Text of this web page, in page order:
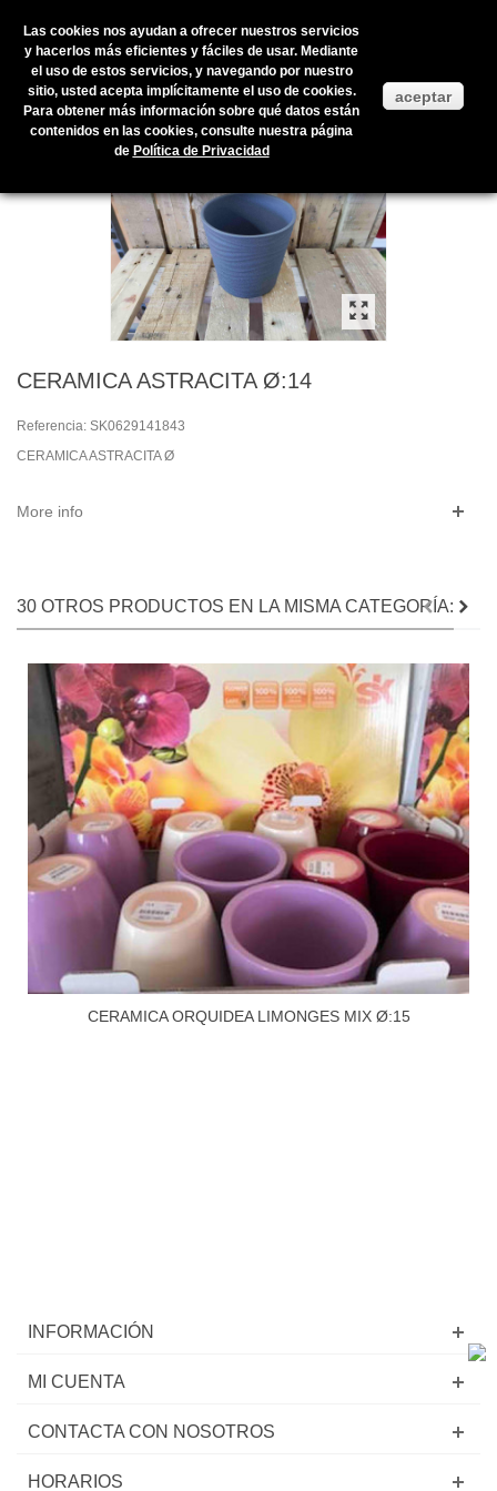
Inicio > Productos en stock > COMPLEMENTOS > Plantas de interior
>
CERÁMICAS > CERAMICA ASTRACITA Ø:14
CERAMICA ASTRACITA Ø:14
Referencia: SK0629141843
CERAMICA ASTRACITA Ø
More info
30 OTROS PRODUCTOS EN LA MISMA CATEGORÍA:
CERAMICA ORQUIDEA LIMONGES MIX Ø:15
Las cookies nos ayudan a ofrecer nuestros servicios
y hacerlos más eficientes y fáciles de usar. Mediante
el uso de estos servicios, y navegando por nuestro
sitio, usted acepta implícitamente el uso de cookies.
Para obtener más información sobre qué datos están
contenidos en las cookies, consulte nuestra página
de Política de Privacidad
aceptar
INFORMACIÓN
MI CUENTA
CONTACTA CON NOSOTROS
HORARIOS